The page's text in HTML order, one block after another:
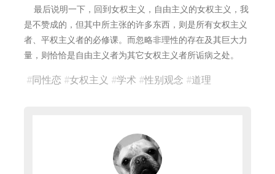
最后说明一下，回到女权主义，自由主义的女权主义，我
是不赞成的，但其中所主张的许多东西，则是所有女权主义
者、平权主义者的必修课。而忽略非理性的存在及其巨大力
量，则恰恰是自由主义者为其它女权主义者所诟病之处。
#同性恋 #女权主义 #学术 #性别观念 #道理